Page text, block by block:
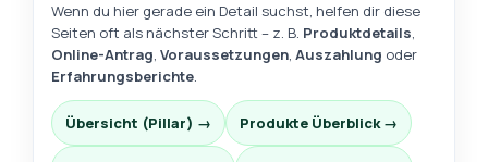
Wenn du hier gerade ein Detail suchst, helfen dir diese
Seiten oft als nächster Schritt – z. B. Produktdetails,
Online-Antrag, Voraussetzungen, Auszahlung oder
Erfahrungsberichte.
Übersicht (Pillar) → Produkte Überblick →